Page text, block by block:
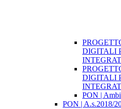
DIGITALI
DIGITALI
PON |
PON | A.s.2018/